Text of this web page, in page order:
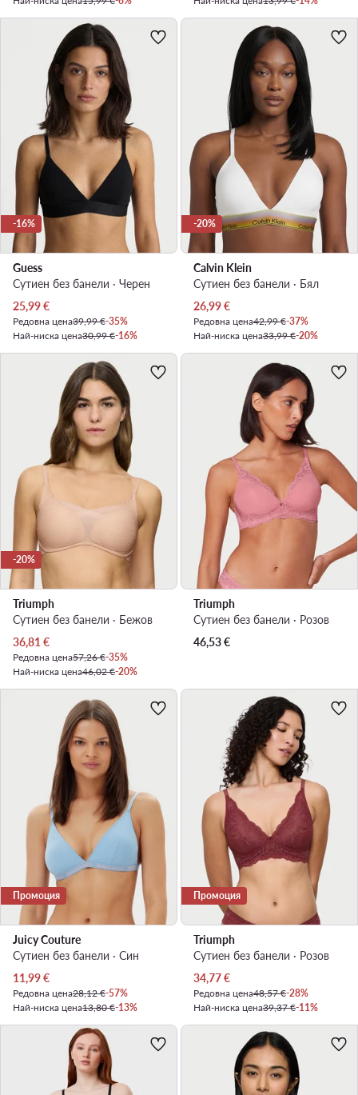
-16%
Guess
Сутиен без банели · Черен
Актуална цена
25,99€
Редовна цена39,99 €-35%
Най-ниска цена30,99 €-16%
-20%
Calvin Klein
Сутиен без банели · Бял
Актуална цена
26,99€
Редовна цена42,99 €-37%
Най-ниска цена33,99 €-20%
-20%
Triumph
Сутиен без банели · Бежов
Актуална цена
36,81 €
Редовна цена57,26 €-35%
Най-ниска цена46,02 €-20%
Triumph
Сутиен без банели · Розов
46,53€
Промоция
Juicy Couture
Сутиен без банели · Син
Актуална цена
11,99€
Редовна цена28,12 €-57%
Най-ниска цена13,80 €-13%
Промоция
Triumph
Сутиен без банели · Розов
Актуална цена
34,77€
Редовна цена48,57 €-28%
Най-ниска цена39,37 €-11%